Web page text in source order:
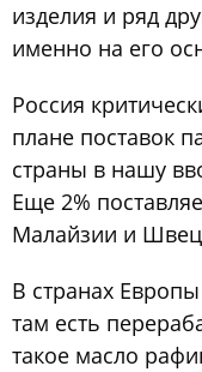
изделия и ряд
именно на его
Россия
плане поставок
страны в нашу
Еще 2%
Малайзии и
В странах
там есть
такое масло